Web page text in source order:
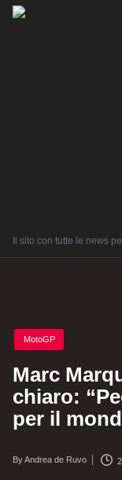
Il sito con tutte le news
Posted
in
MotoGP
Marc
chiaro:
per il
Posted
ByAndrea de Ruvo